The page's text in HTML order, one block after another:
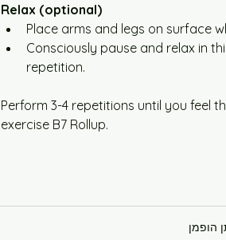
Relax (optional)
Place arms and legs on surface
Consciously pause and relax in
repetition.
Perform 3-4 repetitions until you feel
exercise B7 Rollup.